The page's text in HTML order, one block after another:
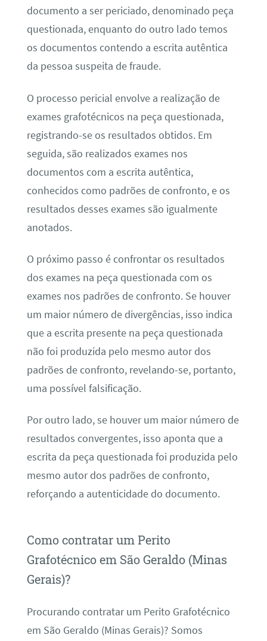
documento a ser periciado, denominado peça
questionada, enquanto do outro lado temos
os documentos contendo a escrita autêntica
da pessoa suspeita de fraude.
O processo pericial envolve a realização de
exames grafotécnicos na peça questionada,
registrando-se os resultados obtidos. Em
seguida, são realizados exames nos
documentos com a escrita autêntica,
conhecidos como padrões de confronto, e os
resultados desses exames são igualmente
anotados.
O próximo passo é confrontar os resultados
dos exames na peça questionada com os
exames nos padrões de confronto. Se houver
um maior número de divergências, isso indica
que a escrita presente na peça questionada
não foi produzida pelo mesmo autor dos
padrões de confronto, revelando-se, portanto,
uma possível falsificação.
Por outro lado, se houver um maior número de
resultados convergentes, isso aponta que a
escrita da peça questionada foi produzida pelo
mesmo autor dos padrões de confronto,
reforçando a autenticidade do documento.
Como contratar um Perito
Grafotécnico em São Geraldo (Minas
Gerais)?
Procurando contratar um Perito Grafotécnico
em São Geraldo (Minas Gerais)? Somos